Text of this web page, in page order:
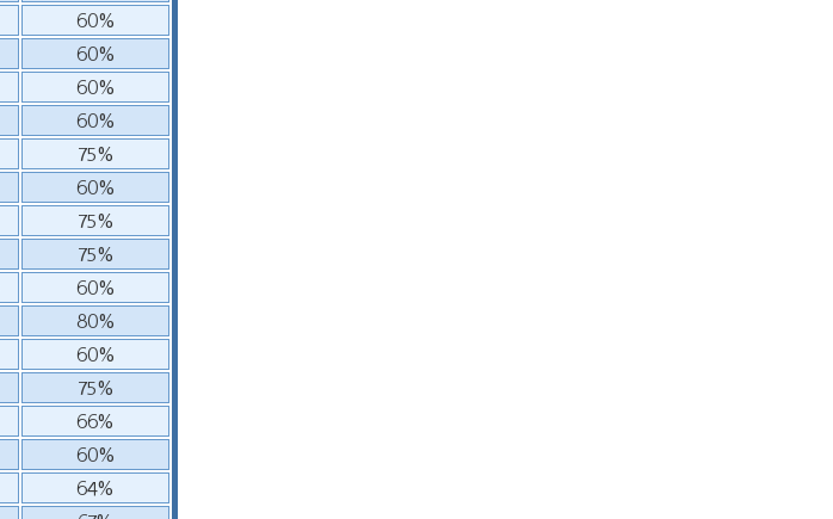
60%
60%
60%
60%
75%
60%
75%
75%
60%
80%
60%
75%
66%
60%
64%